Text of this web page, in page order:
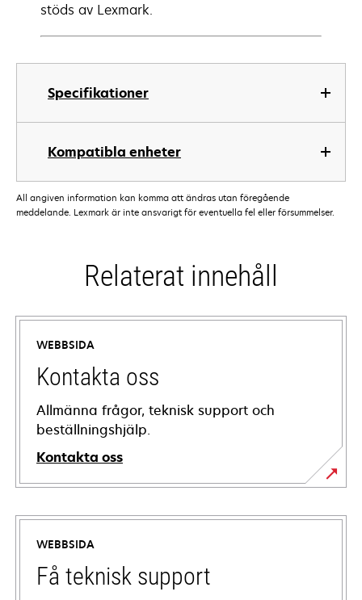
Specifikationer
Kompatibla enheter
stöds av Lexmark.
All angiven information kan komma att ändras utan föregående
meddelande. Lexmark är inte ansvarigt för eventuella fel eller försummelser.
Relaterat innehåll
WEBBSIDA
Kontakta oss
Allmänna frågor, teknisk support och
beställningshjälp.
Kontakta oss
WEBBSIDA
Få teknisk support